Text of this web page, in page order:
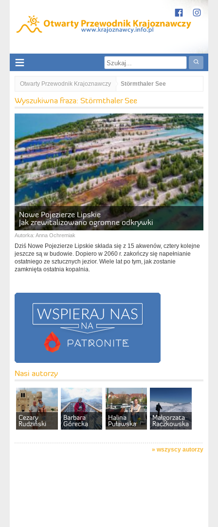
Otwarty Przewodnik Krajoznawczy Störmthaler See
Wyszukiwna fraza: Störmthaler See
Nowe Pojezierze Lipskie
Jak zrewitalizowano ogromne odkrywki
Autorka: Anna Ochremiak
Dziś Nowe Pojezierze Lipskie składa się z 15 akwenów, cztery kolejne
jeszcze są w budowie. Dopiero w 2060 r. zakończy się napełnianie
ostatniego ze sztucznych jezior. Wiele lat po tym, jak zostanie
zamknięta ostatnia kopalnia.
Nasi autorzy
Cezary
Rudziński
Barbara
Górecka
Halina
Puławska
Małgorzata
Raczkowska
» wszyscy autorzy